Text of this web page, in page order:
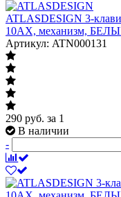
ATLASDESIGN 3-
10АХ, механизм,
Артикул: ATN000131
290 руб. за 1
В наличии
-